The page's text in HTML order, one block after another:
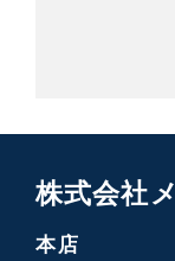
株式会社
本店